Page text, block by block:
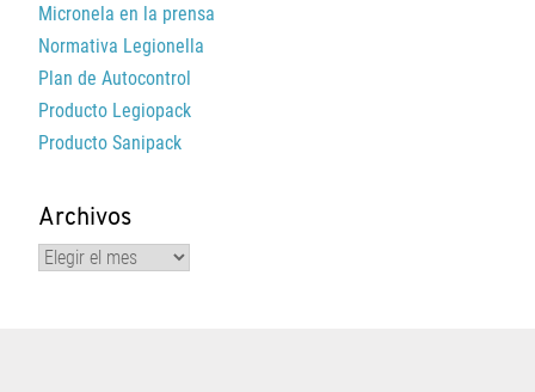
Micronela en la prensa
Normativa Legionella
Plan de Autocontrol
Producto Legiopack
Producto Sanipack
Archivos
Archivos